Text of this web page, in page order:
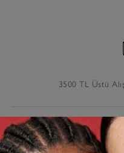
3500 TL Üstü
AÇIKLAMA